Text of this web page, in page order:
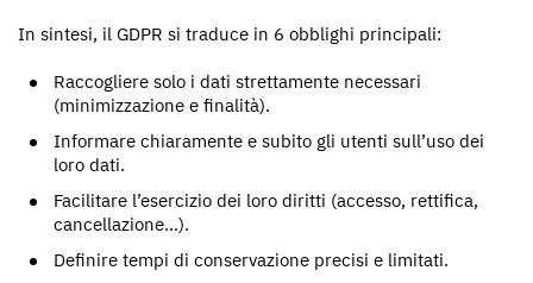
In sintesi, il GDPR si traduce in 6 obblighi principali:
Raccogliere solo i dati strettamente necessari
(minimizzazione e finalità).
Informare chiaramente e subito gli utenti sull’uso dei
loro dati.
Facilitare l’esercizio dei loro diritti (accesso, rettifica,
cancellazione…).
Definire tempi di conservazione precisi e limitati.